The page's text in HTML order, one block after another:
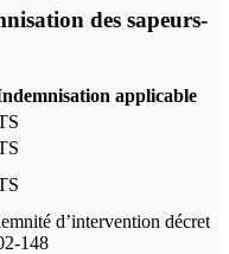
des sapeurs-
applicable
d’intervention décret
148